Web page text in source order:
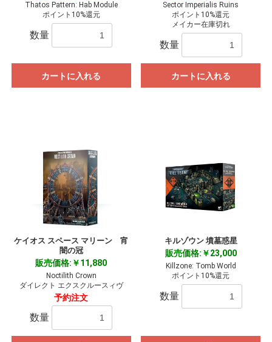
Thatos Pattern: Hab Module
ポイント10%還元
数量
カートに入れる
Sector Imperialis Ruins
ポイント10%還元
メイカー在庫切れ
数量
カートに入れる
ケイオス スペース マリーン 宵
闇の冠
販売価格:￥11,880
Noctilith Crown
ダイレクト エクスクルースィヴ
予約注文
数量
キルゾウン 墳墓惑星
販売価格:￥23,000
Killzone: Tomb World
ポイント10%還元
数量